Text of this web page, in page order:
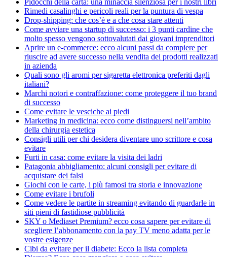
Pidocchi della carta: una minaccia silenziosa per i nostri libri
Rimedi casalinghi e pericoli reali per la puntura di vespa
Drop-shipping: che cos’è e a che cosa stare attenti
Come avviare una startup di successo: i 3 punti cardine che
molto spesso vengono sottovalutati dai giovani imprenditori
Aprire un e-commerce: ecco alcuni passi da compiere per
riuscire ad avere successo nella vendita dei prodotti realizzati
in azienda
Quali sono gli aromi per sigaretta elettronica preferiti dagli
italiani?
Marchi notori e contraffazione: come proteggere il tuo brand
di successo
Come evitare le vesciche ai piedi
Marketing in medicina: ecco come distinguersi nell’ambito
della chirurgia estetica
Consigli utili per chi desidera diventare uno scrittore e cosa
evitare
Furti in casa: come evitare la visita dei ladri
Patagonia abbigliamento: alcuni consigli per evitare di
acquistare dei falsi
Giochi con le carte, i più famosi tra storia e innovazione
Come evitare i brufoli
Come vedere le partite in streaming evitando di guardarle in
siti pieni di fastidiose pubblicità
SKY o Mediaset Premium? ecco cosa sapere per evitare di
scegliere l’abbonamento con la pay TV meno adatta per le
vostre esigenze
Cibi da evitare per il diabete: Ecco la lista completa